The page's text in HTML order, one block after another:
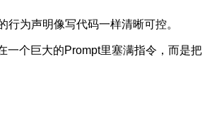
为声明像写代码一样清晰可控。
一个巨大的Prompt里塞满指令，而是把